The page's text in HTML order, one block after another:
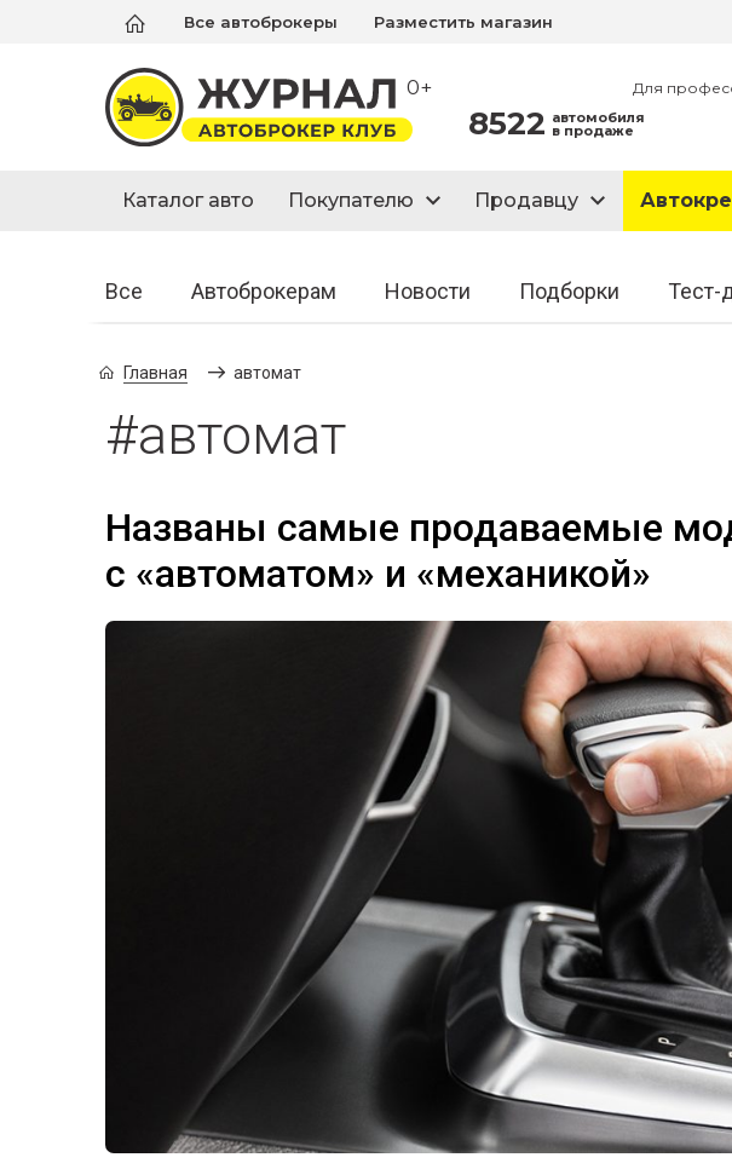
Все автоброкеры Разместить магазин
0+ Для
8522 автомобиля
в продаже
Каталог авто Покупателю Продавцу
Все Автоброкерам Новости Подборки Тест-
Главная автомат
#автомат
Названы самые продаваемые
с «автоматом» и «механикой»